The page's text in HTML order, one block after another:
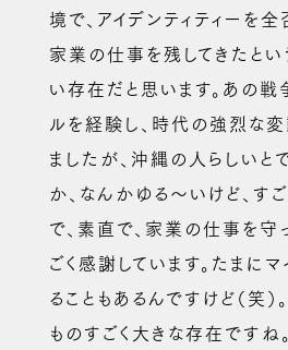
境で、アイデンティティーを
家業の仕事を残してきたとい
い存在だと思います。あの戦
ルを経験し、時代の強烈な
ましたが、沖縄の人らしいと
か、なんかゆる〜いけど、す
で、素直で、家業の仕事を守
ごく感謝しています。たまに
ることもあるんですけど（笑
ものすごく大きな存在ですね。